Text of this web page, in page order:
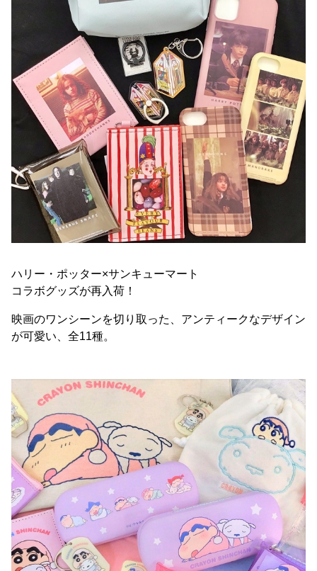
ハリー・ポッター×サンキューマート
コラボグッズが再入荷！
映画のワンシーンを切り取った、アンティークなデザイン
が可愛い、全11種。